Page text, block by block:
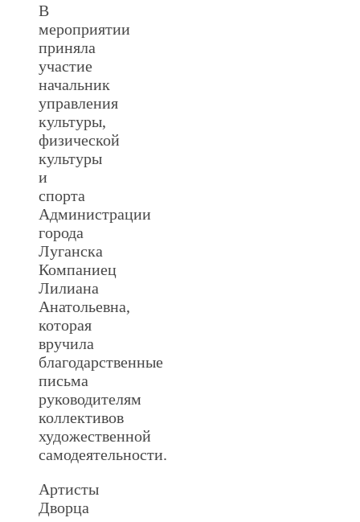
В
мероприятии
приняла
участие
начальник
управления
культуры,
физической
культуры
и
спорта
Администрации
города
Луганска
Компаниец
Лилиана
Анатольевна,
которая
вручила
благодарственные
письма
руководителям
коллективов
художественной
самодеятельности.
Артисты
Дворца